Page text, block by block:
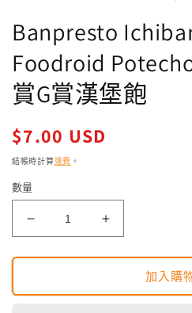
中
啟
媒
體
案
1
Banpresto
Foodroid
賞G賞漢堡飽
定
價
$7.00 USD
結帳時計算運費 。
數量
Banpresto
Ichiban
Kuji
H
Banpresto
Ichiban
Kuji
Fourze
H
加入購